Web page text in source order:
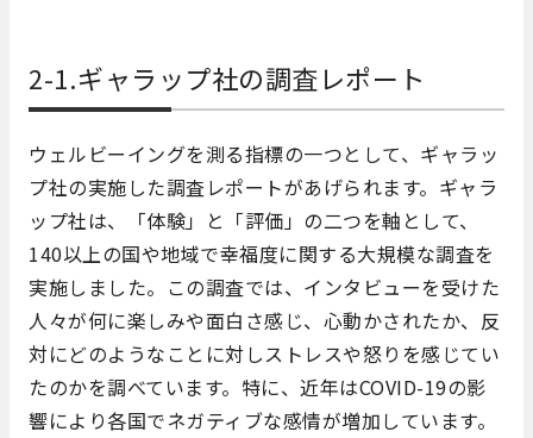
2-1.ギャラップ社の調査レポート
ウェルビーイングを測る指標の一つとして、ギャラッ
プ社の実施した調査レポートがあげられます。ギャラ
ップ社は、「体験」と「評価」の二つを軸として、
140以上の国や地域で幸福度に関する大規模な調査を
実施しました。この調査では、インタビューを受けた
人々が何に楽しみや面白さ感じ、心動かされたか、反
対にどのようなことに対しストレスや怒りを感じてい
たのかを調べています。特に、近年はCOVID-19の影
響により各国でネガティブな感情が増加しています。